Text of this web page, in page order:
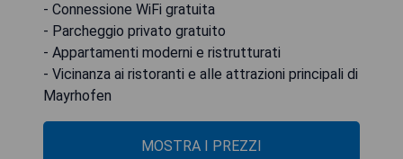
- Connessione WiFi gratuita
- Parcheggio privato gratuito
- Appartamenti moderni e ristrutturati
- Vicinanza ai ristoranti e alle attrazioni principali di
Mayrhofen
MOSTRA I PREZZI